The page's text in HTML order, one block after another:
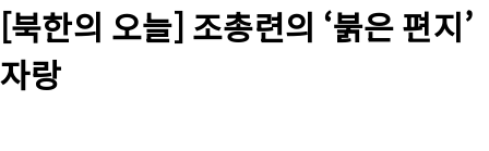
기
제
목
:
[북한의 오늘] 조총련의 ‘붉은 편지’
자랑